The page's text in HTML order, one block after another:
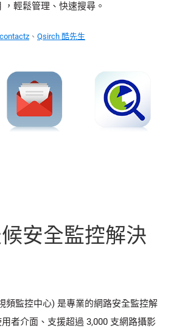
輕鬆管理、快速搜尋。
、 Qsirch 酷先生
安全監控解決
頻監控中心) 是專業的網路安全監控解
者介面、支援超過 3,000 支網路攝影